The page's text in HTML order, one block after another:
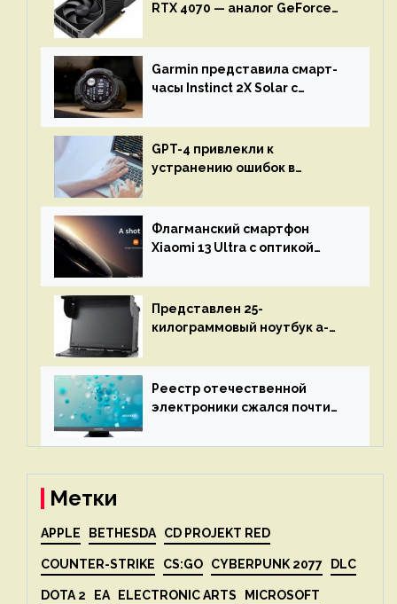
RTX 4070 — аналог GeForce
Garmin представила смарт-
часы Instinct 2X Solar с
GPT-4 привлекли к
устранению ошибок в
остановится до полного
восстановления кода и
объяснит, что пошло не так
Флагманский смартфон
Xiaomi 13 Ultra с оптикой
представят 18 апреля
Представлен 25-
килограммовый ноутбук a-
до 3 Тбайт DDR5 и шесть
дисплеев
Реестр отечественной
электроники сжался почти
Метки
APPLE BETHESDA CD PROJEKT RED
COUNTER-STRIKE CS:GO CYBERPUNK 2077 DLC
DOTA 2 EA ELECTRONIC ARTS MICROSOFT